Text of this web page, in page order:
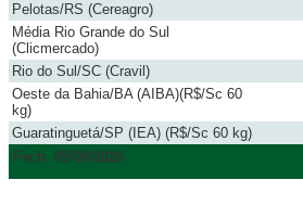
Pelotas/RS (Cereagro)
Média Rio Grande do Sul
(Clicmercado)
Rio do Sul/SC (Cravil)
Oeste da Bahia/BA (AIBA)(R$/Sc 60
kg)
Guaratinguetá/SP (IEA) (R$/Sc 60 kg)
Fech. 05/08/2026